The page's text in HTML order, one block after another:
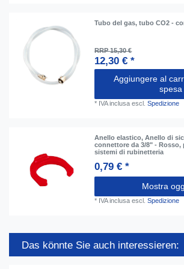
Tubo del gas, tubo CO2 -
RRP 15,30 €
12,30 € *
Aggiungere al
spesa
* IVA inclusa escl.Spedizione
Anello elastico, Anello di
connettore da 3/8" - Rosso,
sistemi di rubinetteria
0,79 € *
Mostra
* IVA inclusa escl.Spedizione
Das könnte Sie auch interessieren: